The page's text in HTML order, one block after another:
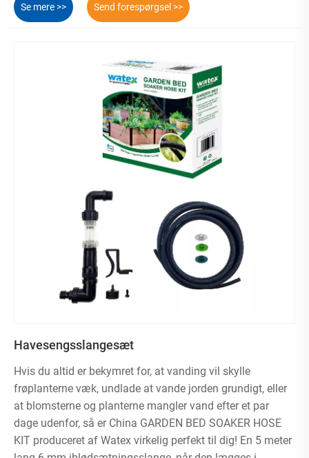
Se mere >> Send forespørgsel >>
Havesengsslangesæt
Hvis du altid er bekymret for, at vanding vil skylle
frøplanterne væk, undlade at vande jorden grundigt, eller
at blomsterne og planterne mangler vand efter et par
dage udenfor, så er China GARDEN BED SOAKER HOSE
KIT produceret af Watex virkelig perfekt til dig! En 5 meter